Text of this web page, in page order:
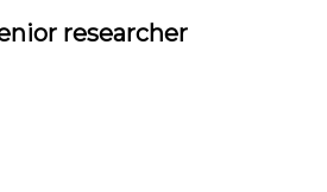
researcher